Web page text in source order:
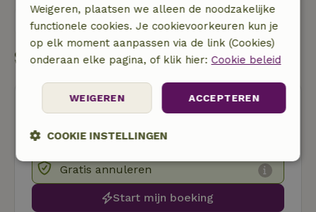
Stuur een bericht
Start mijn boeking
Gratis annuleren
Start mijn boeking
Weigeren, plaatsen we alleen de noodzakelijke
functionele cookies. Je cookievoorkeuren kun je
op elk moment aanpassen via de link (Cookies)
onderaan elke pagina, of klik hier: Cookie beleid
ACCEPTEREN
WEIGEREN
COOKIE INSTELLINGEN
Strikt
noodzakelijk
Prestatie Targeting